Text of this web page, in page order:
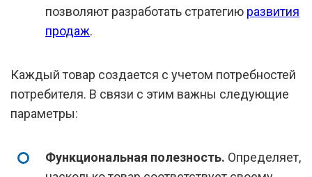
позволяют разработать стратегию развития
продаж.
Каждый товар создается с учетом потребностей
потребителя. В связи с этим важны следующие
параметры:
Функциональная полезность. Определяет,